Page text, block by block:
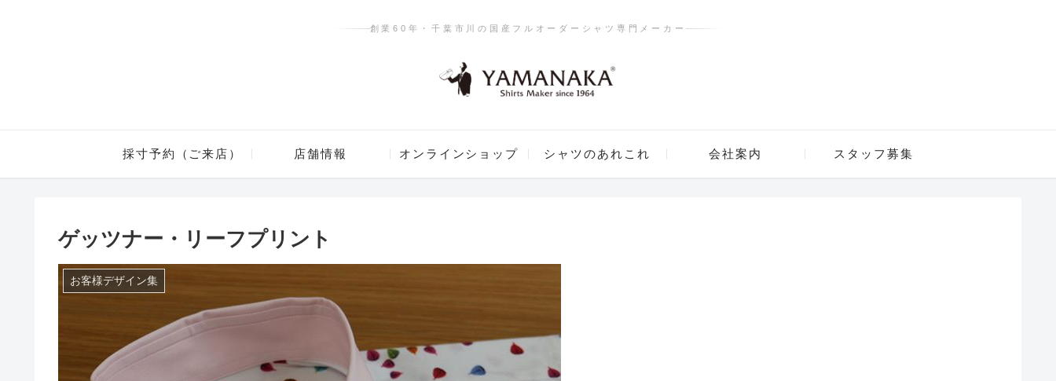
創業60年・千葉市川の国産フルオーダーシャツ専門メーカー
採寸予約（ご来店） 店舗情報 オンラインショップ シャツのあれこれ 会社案内 スタッフ募集
ゲッツナー・リーフプリント
お客様デザイン集